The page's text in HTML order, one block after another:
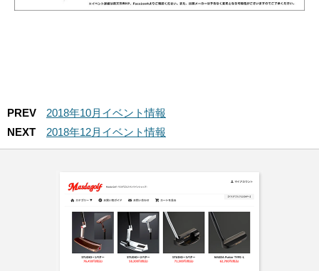
PREV
2018年10月イベント情報
NEXT
2018年12月イベント情報